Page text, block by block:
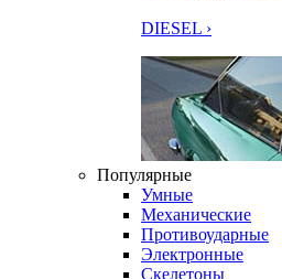
DIESEL ›
Популярные
Умные
Механические
Противоударные
Электронные
Скелетоны